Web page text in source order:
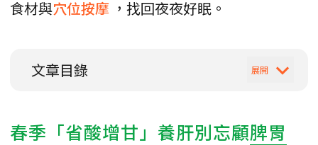
食材與穴位按摩 ，找回夜夜好眠。
文章目錄
春季「省酸增甘」養肝別忘顧脾胃